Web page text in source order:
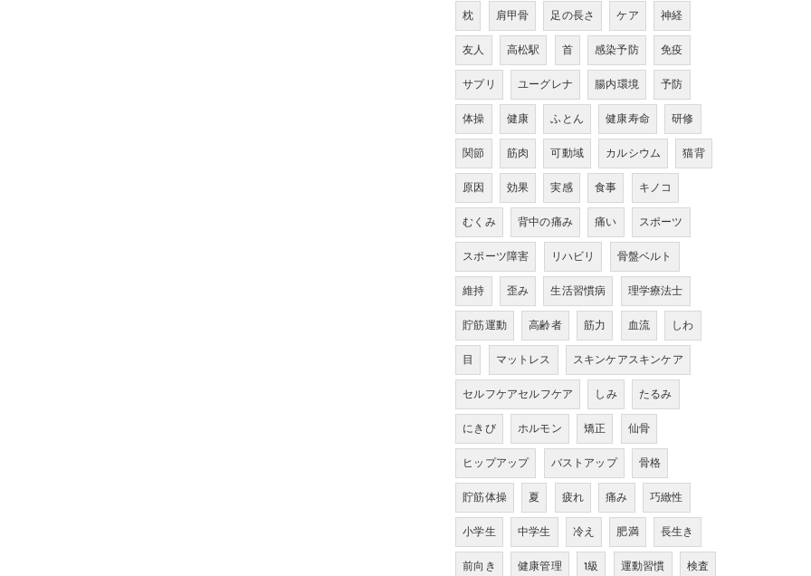
枕
肩甲骨 足の長さ ケア
神経
友人
高松駅 首 感染予防
免疫
サプリ
ユーグレナ 腸内環境
予防
体操
健康 ふとん 健康寿命
研修
関節
筋肉 可動域 カルシウム
猫背
原因
効果 実感 食事
キノコ
むくみ
背中の痛み 痛い
スポーツ
スポーツ障害
リハビリ
骨盤ベルト
維持
歪み 生活習慣病
理学療法士
貯筋運動
高齢者 筋力 血流
しわ
目
マットレス
スキンケアスキンケア
セルフケアセルフケア
しみ
たるみ
にきび
ホルモン 矯正
仙骨
ヒップアップ
バストアップ
骨格
貯筋体操
夏 疲れ 痛み
巧緻性
小学生
中学生 冷え 肥満
長生き
前向き
健康管理 1級 運動習慣 検査